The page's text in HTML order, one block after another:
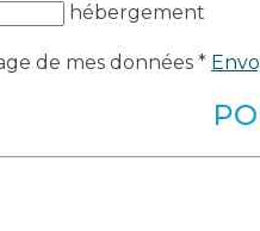
hébergement
de mes données *